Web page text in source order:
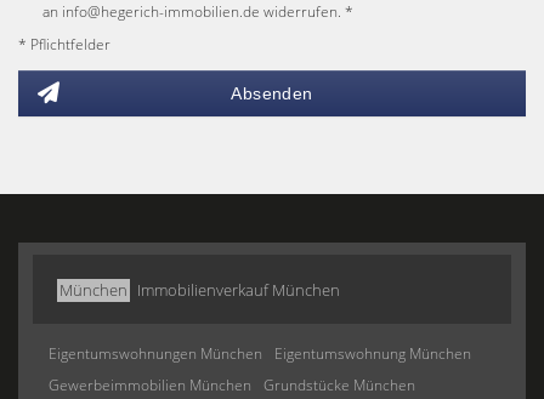
an info@hegerich-immobilien.de widerrufen. *
* Pflichtfelder
Absenden
München Immobilienverkauf München
Eigentumswohnungen München
Eigentumswohnung München
Gewerbeimmobilien München
Grundstücke München